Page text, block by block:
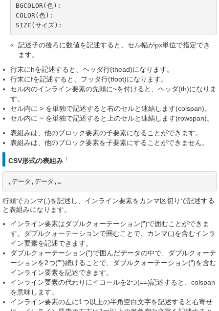
BGCOLOR(色):
COLOR(色):
SIZE(サイズ):
記述子の後ろに数値を記述すると、セル幅がpx単位で指定でき
ます。
行末にhを記述すると、ヘッダ行(thead)になります。
行末にfを記述すると、フッタ行(tfoot)になります。
セル内のインライン要素の先頭に~を付けると、ヘッダ(th)になりま
す。
セル内に > を単独で記述すると右のセルと連結します(colspan)。
セル内に ~ を単独で記述すると上のセルと連結します(rowspan)。
表組みは、他のブロック要素の子要素になることができます。
表組みは、他のブロック要素を子要素にすることができません。
CSV形式の表組み †
,データ,データ,…
行頭でカンマ(,)を記述し、インライン要素をカンマ区切りで記述する
と表組みになります。
インライン要素はダブルクォーテーション(")で囲むことができま
す。ダブルクォーテーションで囲むことで、カンマ(,)を含むインラ
イン要素を記述できます。
ダブルクォーテーション(")で囲んだデータの中で、ダブルクォーテ
ーションを2つ("")続けることで、ダブルクォーテーション(")を含む
インライン要素を記述できます。
インライン要素の代わりにイコールを2つ(==)記述すると、colspan
を意味します。
インライン要素の左に1つ以上の半角空白文字を記述すると右寄せ